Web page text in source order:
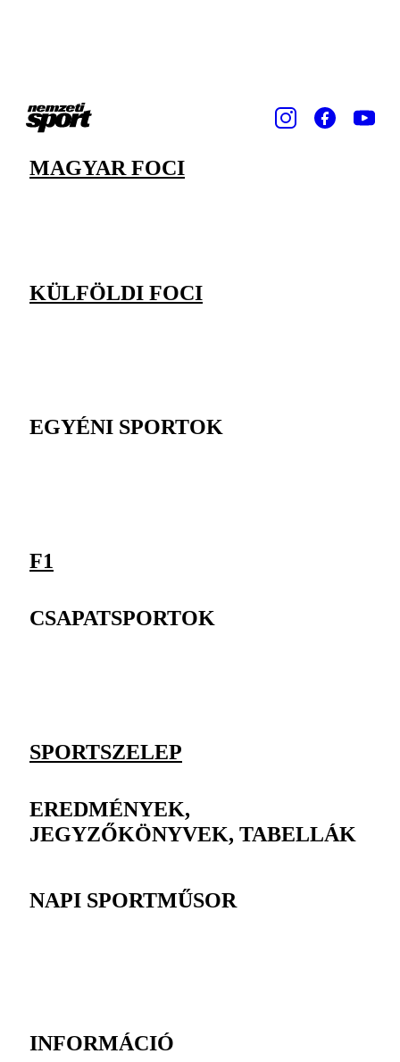
MAGYAR FOCI
KÜLFÖLDI FOCI
EGYÉNI SPORTOK
F1
CSAPATSPORTOK
SPORTSZELEP
EREDMÉNYEK,
JEGYZŐKÖNYVEK, TABELLÁK
NAPI SPORTMŰSOR
INFORMÁCIÓ